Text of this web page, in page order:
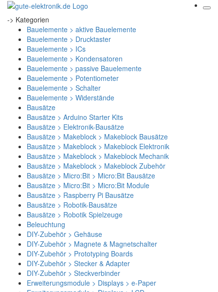
-> Kategorien
Bauelemente > aktive Bauelemente
Bauelemente > Drucktaster
Bauelemente > ICs
Bauelemente > Kondensatoren
Bauelemente > passive Bauelemente
Bauelemente > Potentiometer
Bauelemente > Schalter
Bauelemente > Widerstände
Bausätze
Bausätze > Arduino Starter Kits
Bausätze > Elektronik-Bausätze
Bausätze > Makeblock > Makeblock Bausätze
Bausätze > Makeblock > Makeblock Elektronik
Bausätze > Makeblock > Makeblock Mechanik
Bausätze > Makeblock > Makeblock Zubehör
Bausätze > Micro:Bit > Micro:Bit Bausätze
Bausätze > Micro:Bit > Micro:Bit Module
Bausätze > Raspberry Pi Bausätze
Bausätze > Robotik-Bausätze
Bausätze > Robotik Spielzeuge
Beleuchtung
DIY-Zubehör > Gehäuse
DIY-Zubehör > Magnete & Magnetschalter
DIY-Zubehör > Prototyping Boards
DIY-Zubehör > Stecker & Adapter
DIY-Zubehör > Steckverbinder
Erweiterungsmodule > Displays > e-Paper